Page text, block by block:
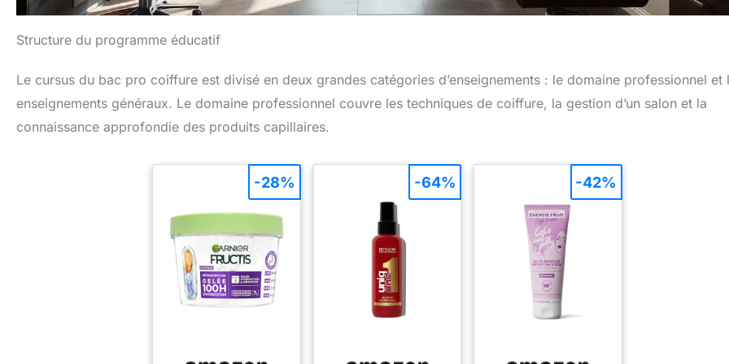
Structure du programme éducatif
Le cursus du bac pro coiffure est divisé en deux grandes catégories d’enseignements : le domaine professionnel et
enseignements généraux. Le domaine professionnel couvre les techniques de coiffure, la gestion d’un salon et la
connaissance approfondie des produits capillaires.
-28% -64% -42%